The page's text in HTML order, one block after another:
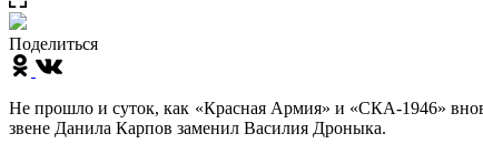
Поделиться
Не прошло и суток, как «Красная Армия» и «СКА-1946»
звене Данила Карпов заменил Василия Дроныка.